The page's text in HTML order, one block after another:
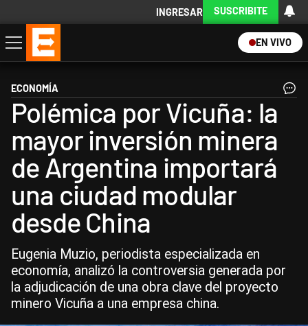
INGRESAR SUSCRIBITE
EN VIVO
Economía
Política
Internacional
Actualidad
Descargá la App
ECONOMÍA
Polémica por Vicuña: la
mayor inversión minera
de Argentina importará
una ciudad modular
desde China
Eugenia Muzio, periodista especializada en
economía, analizó la controversia generada por
la adjudicación de una obra clave del proyecto
minero Vicuña a una empresa china.